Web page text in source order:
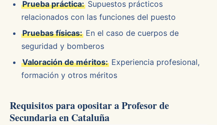
Prueba práctica: Supuestos prácticos
relacionados con las funciones del puesto
Pruebas físicas: En el caso de cuerpos de
seguridad y bomberos
Valoración de méritos: Experiencia profesional,
formación y otros méritos
Requisitos para opositar a Profesor de
Secundaria en Cataluña